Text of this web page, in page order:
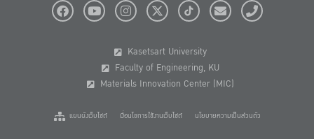
Kasetsart University
Faculty of Engineering, KU
Materials Innovation Center (MIC)
แผนผังเว็บไซต์ เงื่อนไขการใช้งานเว็บไซต์ นโยบายความเป็นส่วนตัว